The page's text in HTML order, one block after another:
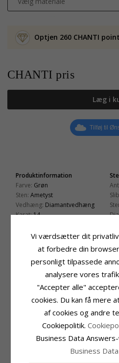
Optjen 260 CHANTI point
CHANTI pris
Læg i
Tilføj til
Produktinformation
Farve: Grøn
Sten: Ametyst
Vedhæng: Diamantvedhæng
Karat:14
Overflade:Blank
Antal:1
Slibning:
Facetsleben
Grøn
Ametyst
Carat:1,55
Passer Til Guldkæder Med Bredde
Slange Max:1,4 mm
Venezia Max:1,4 mm
Vi værdsætter dit
at forbedre din
personligt tilpassede
analysere vores
"Accepter alle"
cookies. Du kan få mere
af cookies og andre
Cookiepolitik.
Business Data
Business